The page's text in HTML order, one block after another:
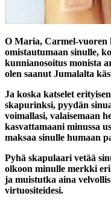
O Maria, Carmel-vuoren
omistautumaan sinulle,
kunnianosoitus monista
olen saanut Jumalalta
Ja koska katselet
skapurinksi, pyydän
voimallasi, valaisemaan
kasvattamaani minussa
maksaa sinulle humaan
Pyhä skapulaari vetää
olkoon minulle merkki
ja muistutka aina
virtuositeidesi.